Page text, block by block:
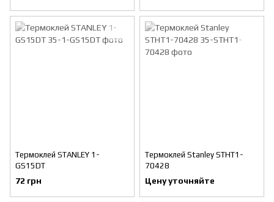
Термоклей STANLEY 1-
GS15DT
72 грн
Термоклей Stanley STHT1-
70428
Цену уточняйте